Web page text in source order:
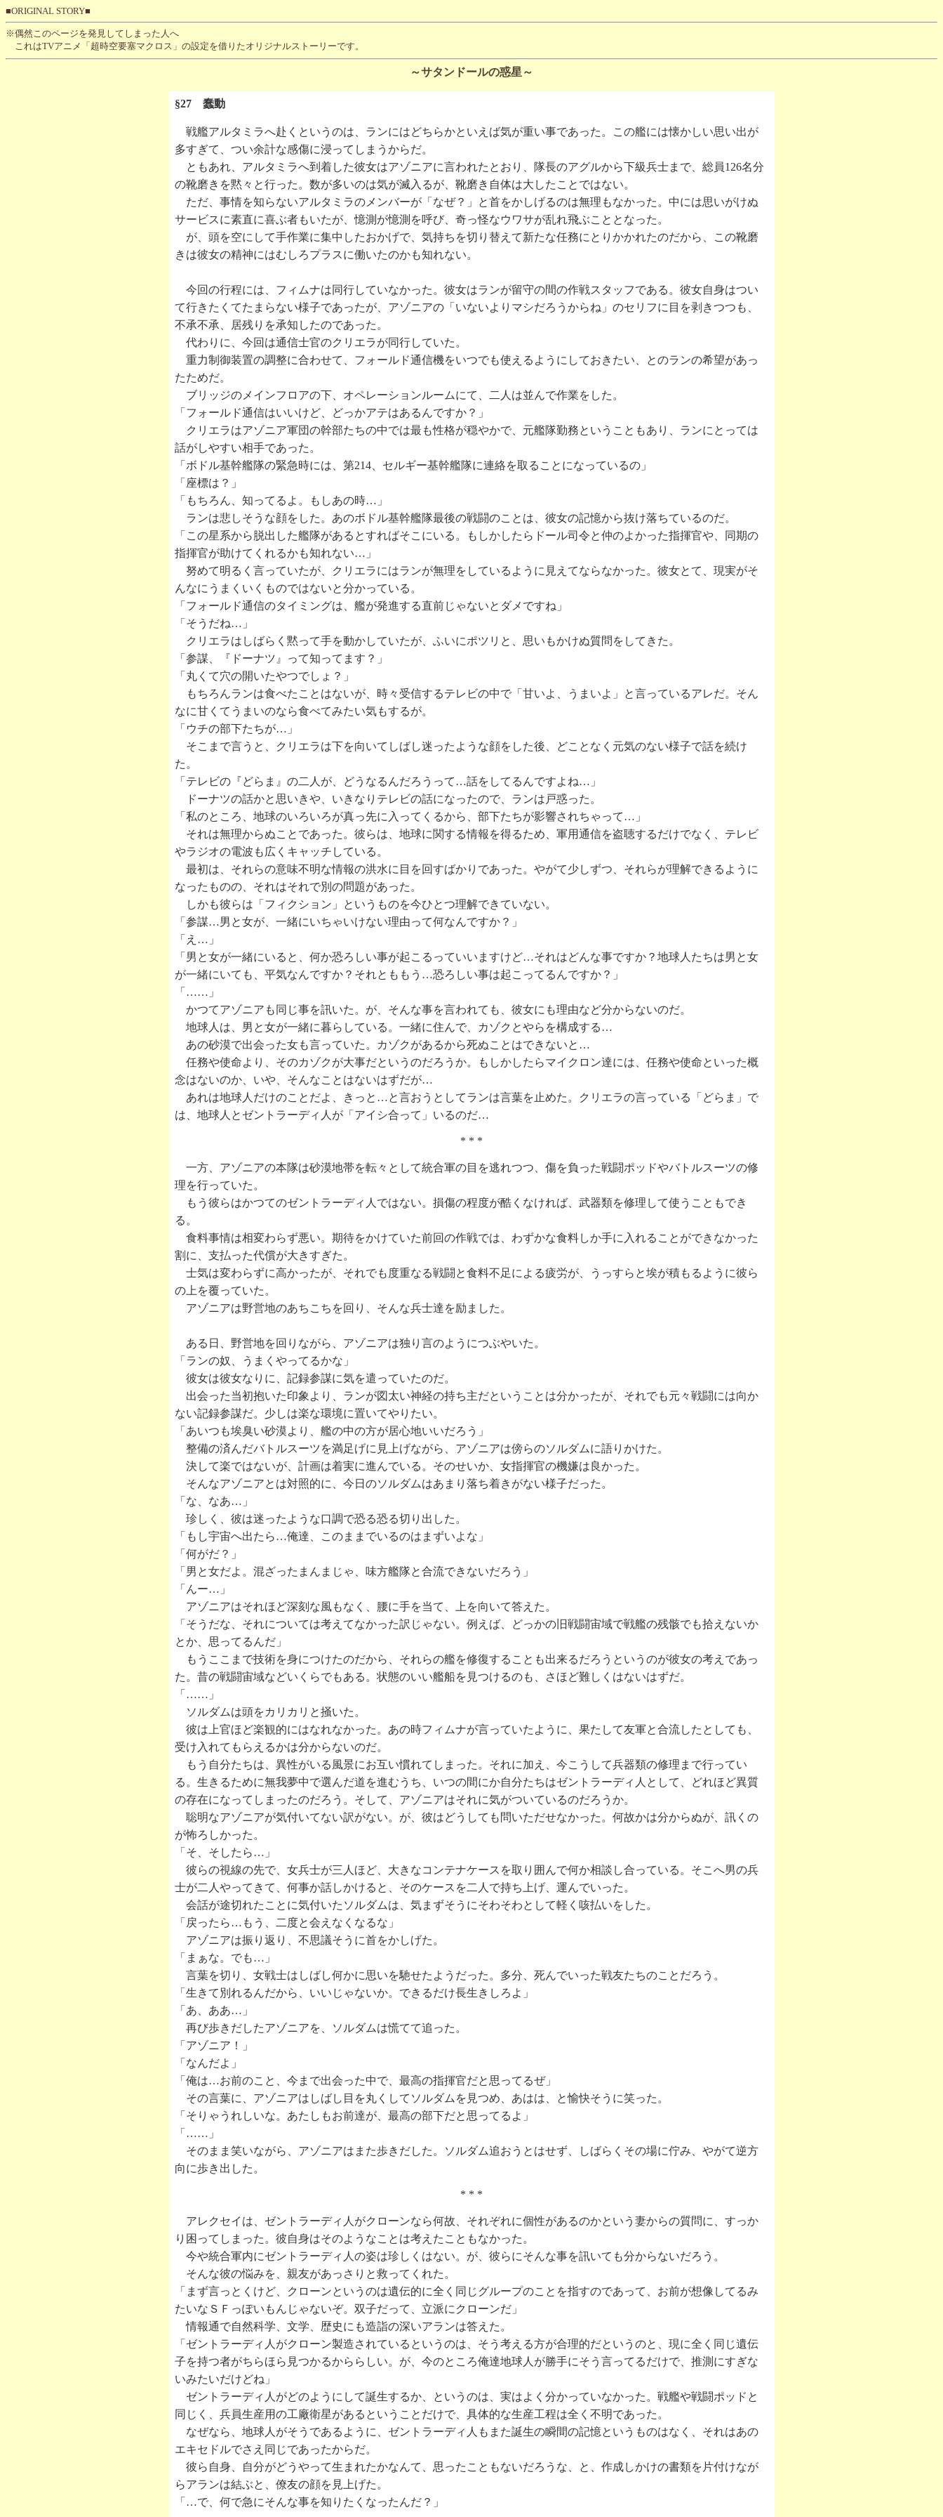
■ORIGINAL STORY■
※偶然このページを発見してしまった人へ
これはTVアニメ「超時空要塞マクロス」の設定を借りたオリジナルストーリーです。
～サタンドールの惑星～
§27 蠢動
戦艦アルタミラへ赴くというのは、ランにはどちらかといえば気が重い事であった。この艦には懐かしい思い出が
多すぎて、つい余計な感傷に浸ってしまうからだ。
ともあれ、アルタミラへ到着した彼女はアゾニアに言われたとおり、隊長のアグルから下級兵士まで、総員126名分
の靴磨きを黙々と行った。数が多いのは気が滅入るが、靴磨き自体は大したことではない。
ただ、事情を知らないアルタミラのメンバーが「なぜ？」と首をかしげるのは無理もなかった。中には思いがけぬ
サービスに素直に喜ぶ者もいたが、憶測が憶測を呼び、奇っ怪なウワサが乱れ飛ぶこととなった。
が、頭を空にして手作業に集中したおかげで、気持ちを切り替えて新たな任務にとりかかれたのだから、この靴磨
きは彼女の精神にはむしろプラスに働いたのかも知れない。
今回の行程には、フィムナは同行していなかった。彼女はランが留守の間の作戦スタッフである。彼女自身はつい
て行きたくてたまらない様子であったが、アゾニアの「いないよりマシだろうからね」のセリフに目を剥きつつも、
不承不承、居残りを承知したのであった。
代わりに、今回は通信士官のクリエラが同行していた。
重力制御装置の調整に合わせて、フォールド通信機をいつでも使えるようにしておきたい、とのランの希望があっ
たためだ。
ブリッジのメインフロアの下、オペレーションルームにて、二人は並んで作業をした。
「フォールド通信はいいけど、どっかアテはあるんですか？」
クリエラはアゾニア軍団の幹部たちの中では最も性格が穏やかで、元艦隊勤務ということもあり、ランにとっては
話がしやすい相手であった。
「ボドル基幹艦隊の緊急時には、第214、セルギー基幹艦隊に連絡を取ることになっているの」
「座標は？」
「もちろん、知ってるよ。もしあの時…」
ランは悲しそうな顔をした。あのボドル基幹艦隊最後の戦闘のことは、彼女の記憶から抜け落ちているのだ。
「この星系から脱出した艦隊があるとすればそこにいる。もしかしたらドール司令と仲のよかった指揮官や、同期の
指揮官が助けてくれるかも知れない…」
努めて明るく言っていたが、クリエラにはランが無理をしているように見えてならなかった。彼女とて、現実がそ
んなにうまくいくものではないと分かっている。
「フォールド通信のタイミングは、艦が発進する直前じゃないとダメですね」
「そうだね…」
クリエラはしばらく黙って手を動かしていたが、ふいにポツリと、思いもかけぬ質問をしてきた。
「参謀、『ドーナツ』って知ってます？」
「丸くて穴の開いたやつでしょ？」
もちろんランは食べたことはないが、時々受信するテレビの中で「甘いよ、うまいよ」と言っているアレだ。そん
なに甘くてうまいのなら食べてみたい気もするが。
「ウチの部下たちが…」
そこまで言うと、クリエラは下を向いてしばし迷ったような顔をした後、どことなく元気のない様子で話を続け
た。
「テレビの『どらま』の二人が、どうなるんだろうって…話をしてるんですよね…」
ドーナツの話かと思いきや、いきなりテレビの話になったので、ランは戸惑った。
「私のところ、地球のいろいろが真っ先に入ってくるから、部下たちが影響されちゃって…」
それは無理からぬことであった。彼らは、地球に関する情報を得るため、軍用通信を盗聴するだけでなく、テレビ
やラジオの電波も広くキャッチしている。
最初は、それらの意味不明な情報の洪水に目を回すばかりであった。やがて少しずつ、それらが理解できるように
なったものの、それはそれで別の問題があった。
しかも彼らは「フィクション」というものを今ひとつ理解できていない。
「参謀…男と女が、一緒にいちゃいけない理由って何なんですか？」
「え…」
「男と女が一緒にいると、何か恐ろしい事が起こるっていいますけど…それはどんな事ですか？地球人たちは男と女
が一緒にいても、平気なんですか？それとももう…恐ろしい事は起こってるんですか？」
「……」
かつてアゾニアも同じ事を訊いた。が、そんな事を言われても、彼女にも理由など分からないのだ。
地球人は、男と女が一緒に暮らしている。一緒に住んで、カゾクとやらを構成する…
あの砂漠で出会った女も言っていた。カゾクがあるから死ぬことはできないと…
任務や使命より、そのカゾクが大事だというのだろうか。もしかしたらマイクロン達には、任務や使命といった概
念はないのか、いや、そんなことはないはずだが…
あれは地球人だけのことだよ、きっと…と言おうとしてランは言葉を止めた。クリエラの言っている「どらま」で
は、地球人とゼントラーディ人が「アイシ合って」いるのだ…
* * *
一方、アゾニアの本隊は砂漠地帯を転々として統合軍の目を逃れつつ、傷を負った戦闘ポッドやバトルスーツの修
理を行っていた。
もう彼らはかつてのゼントラーディ人ではない。損傷の程度が酷くなければ、武器類を修理して使うこともでき
る。
食料事情は相変わらず悪い。期待をかけていた前回の作戦では、わずかな食料しか手に入れることができなかった
割に、支払った代償が大きすぎた。
士気は変わらずに高かったが、それでも度重なる戦闘と食料不足による疲労が、うっすらと埃が積もるように彼ら
の上を覆っていた。
アゾニアは野営地のあちこちを回り、そんな兵士達を励ました。
ある日、野営地を回りながら、アゾニアは独り言のようにつぶやいた。
「ランの奴、うまくやってるかな」
彼女は彼女なりに、記録参謀に気を遣っていたのだ。
出会った当初抱いた印象より、ランが図太い神経の持ち主だということは分かったが、それでも元々戦闘には向か
ない記録参謀だ。少しは楽な環境に置いてやりたい。
「あいつも埃臭い砂漠より、艦の中の方が居心地いいだろう」
整備の済んだバトルスーツを満足げに見上げながら、アゾニアは傍らのソルダムに語りかけた。
決して楽ではないが、計画は着実に進んでいる。そのせいか、女指揮官の機嫌は良かった。
そんなアゾニアとは対照的に、今日のソルダムはあまり落ち着きがない様子だった。
「な、なあ…」
珍しく、彼は迷ったような口調で恐る恐る切り出した。
「もし宇宙へ出たら…俺達、このままでいるのはまずいよな」
「何がだ？」
「男と女だよ。混ざったまんまじゃ、味方艦隊と合流できないだろう」
「んー…」
アゾニアはそれほど深刻な風もなく、腰に手を当て、上を向いて答えた。
「そうだな、それについては考えてなかった訳じゃない。例えば、どっかの旧戦闘宙域で戦艦の残骸でも拾えないか
とか、思ってるんだ」
もうここまで技術を身につけたのだから、それらの艦を修復することも出来るだろうというのが彼女の考えであっ
た。昔の戦闘宙域などいくらでもある。状態のいい艦船を見つけるのも、さほど難しくはないはずだ。
「……」
ソルダムは頭をカリカリと掻いた。
彼は上官ほど楽観的にはなれなかった。あの時フィムナが言っていたように、果たして友軍と合流したとしても、
受け入れてもらえるかは分からないのだ。
もう自分たちは、異性がいる風景にお互い慣れてしまった。それに加え、今こうして兵器類の修理まで行ってい
る。生きるために無我夢中で選んだ道を進むうち、いつの間にか自分たちはゼントラーディ人として、どれほど異質
の存在になってしまったのだろう。そして、アゾニアはそれに気がついているのだろうか。
聡明なアゾニアが気付いてない訳がない。が、彼はどうしても問いただせなかった。何故かは分からぬが、訊くの
が怖ろしかった。
「そ、そしたら…」
彼らの視線の先で、女兵士が三人ほど、大きなコンテナケースを取り囲んで何か相談し合っている。そこへ男の兵
士が二人やってきて、何事か話しかけると、そのケースを二人で持ち上げ、運んでいった。
会話が途切れたことに気付いたソルダムは、気まずそうにそわそわとして軽く咳払いをした。
「戻ったら…もう、二度と会えなくなるな」
アゾニアは振り返り、不思議そうに首をかしげた。
「まぁな。でも…」
言葉を切り、女戦士はしばし何かに思いを馳せたようだった。多分、死んでいった戦友たちのことだろう。
「生きて別れるんだから、いいじゃないか。できるだけ長生きしろよ」
「あ、ああ…」
再び歩きだしたアゾニアを、ソルダムは慌てて追った。
「アゾニア！」
「なんだよ」
「俺は…お前のこと、今まで出会った中で、最高の指揮官だと思ってるぜ」
その言葉に、アゾニアはしばし目を丸くしてソルダムを見つめ、あはは、と愉快そうに笑った。
「そりゃうれしいな。あたしもお前達が、最高の部下だと思ってるよ」
「……」
そのまま笑いながら、アゾニアはまた歩きだした。ソルダム追おうとはせず、しばらくその場に佇み、やがて逆方
向に歩き出した。
* * *
アレクセイは、ゼントラーディ人がクローンなら何故、それぞれに個性があるのかという妻からの質問に、すっか
り困ってしまった。彼自身はそのようなことは考えたこともなかった。
今や統合軍内にゼントラーディ人の姿は珍しくはない。が、彼らにそんな事を訊いても分からないだろう。
そんな彼の悩みを、親友があっさりと救ってくれた。
「まず言っとくけど、クローンというのは遺伝的に全く同じグループのことを指すのであって、お前が想像してるみ
たいなＳＦっぽいもんじゃないぞ。双子だって、立派にクローンだ」
情報通で自然科学、文学、歴史にも造詣の深いアランは答えた。
「ゼントラーディ人がクローン製造されているというのは、そう考える方が合理的だというのと、現に全く同じ遺伝
子を持つ者がちらほら見つかるかららしい。が、今のところ俺達地球人が勝手にそう言ってるだけで、推測にすぎな
いみたいだけどね」
ゼントラーディ人がどのようにして誕生するか、というのは、実はよく分かっていなかった。戦艦や戦闘ポッドと
同じく、兵員生産用の工廠衛星があるということだけで、具体的な生産工程は全く不明であった。
なぜなら、地球人がそうであるように、ゼントラーディ人もまた誕生の瞬間の記憶というものはなく、それはあの
エキセドルでさえ同じであったからだ。
彼ら自身、自分がどうやって生まれたかなんて、思ったこともないだろうな、と、作成しかけの書類を片付けなが
らアランは結ぶと、僚友の顔を見上げた。
「…で、何で急にそんな事を知りたくなったんだ？」